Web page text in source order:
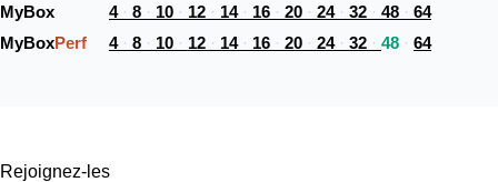
MyBox 4 8 10 12 14 16 20 24 32 48
64
MyBoxPerf 4 8 10 12 14 16 20 24 32 48 64
Rejoignez-les